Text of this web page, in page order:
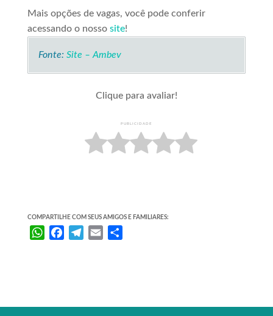
Mais opções de vagas, você pode conferir
acessando o nosso site!
Fonte: Site – Ambev
Clique para avaliar!
PUBLICIDADE
COMPARTILHE COM SEUS AMIGOS E FAMILIARES:
W
A
o
r